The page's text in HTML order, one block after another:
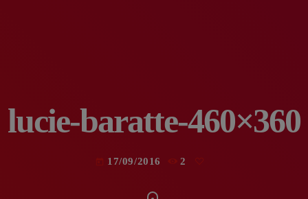
lucie-baratte-460×360
17/09/2016 2